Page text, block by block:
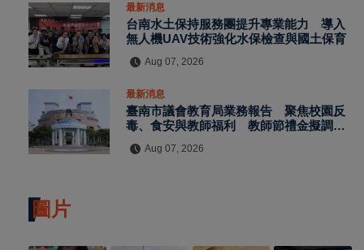
最新消息
台南水土保持服務團提升專業能力 導入
無人機UAV技術強化水保檢查與國土保育
Aug 07, 2026
最新消息
臺南市議會教育局業務報告 聚焦校園反
毒、食安與教師福利 教師節禮金擬調升
Aug 07, 2026
圖片